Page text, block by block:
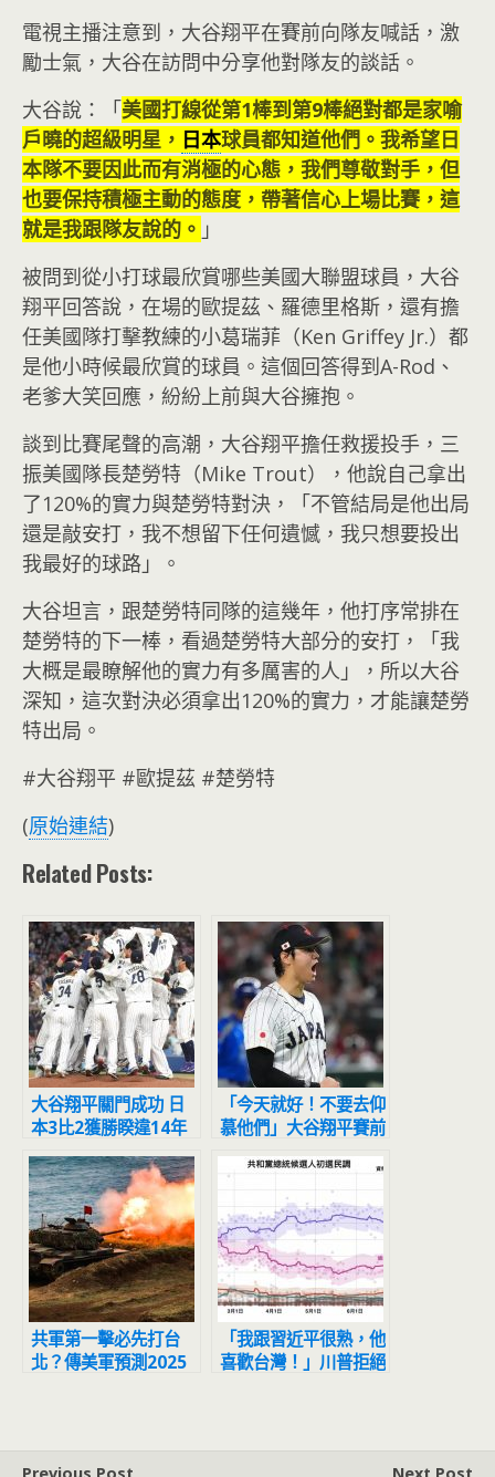
電視主播注意到，大谷翔平在賽前向隊友喊話，激
勵士氣，大谷在訪問中分享他對隊友的談話。
大谷說：「美國打線從第1棒到第9棒絕對都是家喻
戶曉的超級明星， 日本球員都知道他們。我希望日
本隊不要因此而有消極的心態，我們尊敬對手，但
也要保持積極主動的態度，帶著信心上場比賽，這
就是我跟隊友說的。 」
被問到從小打球最欣賞哪些美國大聯盟球員，大谷
翔平回答說，在場的歐提茲、羅德里格斯，還有擔
任美國隊打擊教練的小葛瑞菲（Ken Griffey Jr.）都
是他小時候最欣賞的球員。這個回答得到A-Rod、
老爹大笑回應，紛紛上前與大谷擁抱。
談到比賽尾聲的高潮，大谷翔平擔任救援投手，三
振美國隊長楚勞特（Mike Trout），他說自己拿出
了120%的實力與楚勞特對決，「不管結局是他出局
還是敲安打，我不想留下任何遺憾，我只想要投出
我最好的球路」。
大谷坦言，跟楚勞特同隊的這幾年，他打序常排在
楚勞特的下一棒，看過楚勞特大部分的安打，「我
大概是最瞭解他的實力有多厲害的人」，所以大谷
深知，這次對決必須拿出120%的實力，才能讓楚勞
特出局。
#大谷翔平 #歐提茲 #楚勞特
(原始連結)
Related Posts:
大谷翔平關門成功 日
本3比2獲勝睽違14年
再稱霸經典賽
「今天就好！不要去仰
慕他們」大谷翔平賽前
喊話震撼人心
共軍第一擊必先打台
北？傳美軍預測2025
「我跟習近平很熟，他
喜歡台灣！」川普拒絕